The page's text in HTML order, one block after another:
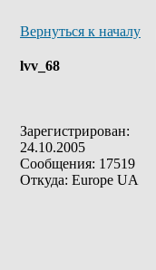
Вернуться к началу
lvv_68
Зарегистрирован:
24.10.2005
Сообщения: 17519
Откуда: Europe UA